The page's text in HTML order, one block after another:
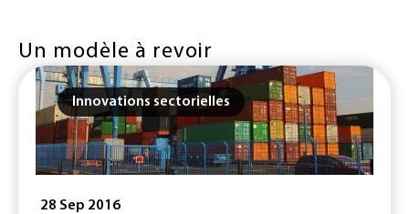
Un modèle à revoir
Innovations sectorielles
28 Sep 2016